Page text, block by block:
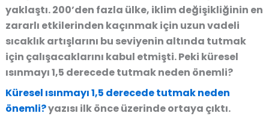
yaklaştı. 200’den fazla ülke, iklim değişikliğinin en
zararlı etkilerinden kaçınmak için uzun vadeli
sıcaklık artışlarını bu seviyenin altında tutmak
için çalışacaklarını kabul etmişti. Peki küresel
ısınmayı 1,5 derecede tutmak neden önemli?
Küresel ısınmayı 1,5 derecede tutmak neden
önemli?yazısı ilk önceüzerinde ortaya çıktı.